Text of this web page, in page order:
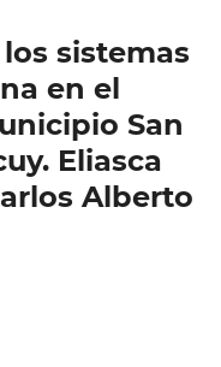
sistemas
en el
San
Eliasca
Alberto